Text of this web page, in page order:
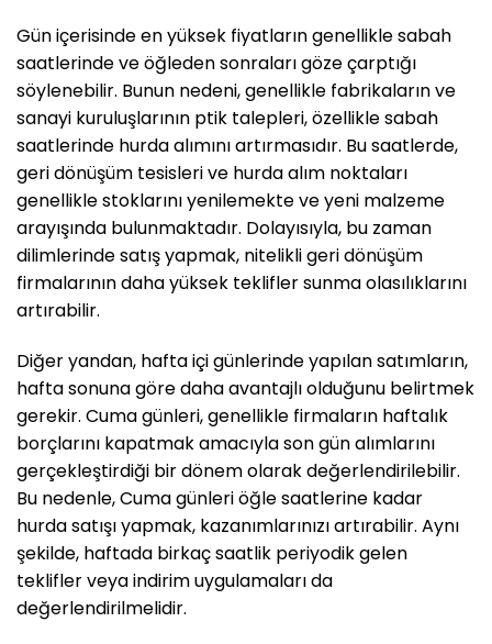
Gün içerisinde en yüksek fiyatların genellikle sabah
saatlerinde ve öğleden sonraları göze çarptığı
söylenebilir. Bunun nedeni, genellikle fabrikaların ve
sanayi kuruluşlarının ptik talepleri, özellikle sabah
saatlerinde hurda alımını artırmasıdır. Bu saatlerde,
geri dönüşüm tesisleri ve hurda alım noktaları
genellikle stoklarını yenilemekte ve yeni malzeme
arayışında bulunmaktadır. Dolayısıyla, bu zaman
dilimlerinde satış yapmak, nitelikli geri dönüşüm
firmalarının daha yüksek teklifler sunma olasılıklarını
artırabilir.
Diğer yandan, hafta içi günlerinde yapılan satımların,
hafta sonuna göre daha avantajlı olduğunu belirtmek
gerekir. Cuma günleri, genellikle firmaların haftalık
borçlarını kapatmak amacıyla son gün alımlarını
gerçekleştirdiği bir dönem olarak değerlendirilebilir.
Bu nedenle, Cuma günleri öğle saatlerine kadar
hurda satışı yapmak, kazanımlarınızı artırabilir. Aynı
şekilde, haftada birkaç saatlik periyodik gelen
teklifler veya indirim uygulamaları da
değerlendirilmelidir.